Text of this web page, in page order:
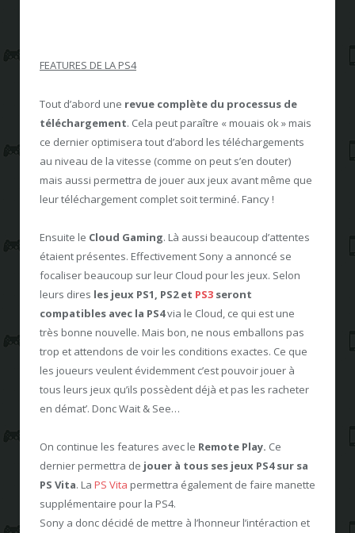
FEATURES DE LA PS4
Tout d’abord une revue complète du processus de
téléchargement. Cela peut paraître « mouais ok » mais
ce dernier optimisera tout d’abord les téléchargements
au niveau de la vitesse (comme on peut s’en douter)
mais aussi permettra de jouer aux jeux avant même que
leur téléchargement complet soit terminé. Fancy !
Ensuite le Cloud Gaming. Là aussi beaucoup d’attentes
étaient présentes. Effectivement Sony a annoncé se
focaliser beaucoup sur leur Cloud pour les jeux. Selon
leurs dires les jeux PS1, PS2 et PS3 seront
compatibles avec la PS4via le Cloud, ce qui est une
très bonne nouvelle. Mais bon, ne nous emballons pas
trop et attendons de voir les conditions exactes. Ce que
les joueurs veulent évidemment c’est pouvoir jouer à
tous leurs jeux qu’ils possèdent déjà et pas les racheter
en démat’. Donc Wait & See…
On continue les features avec le Remote Play. Ce
dernier permettra de jouer à tous ses jeux PS4 sur sa
PS Vita. La PS Vita permettra également de faire manette
supplémentaire pour la PS4.
Sony a donc décidé de mettre à l’honneur l’intéraction et